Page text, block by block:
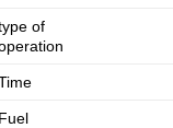
of
Fuel